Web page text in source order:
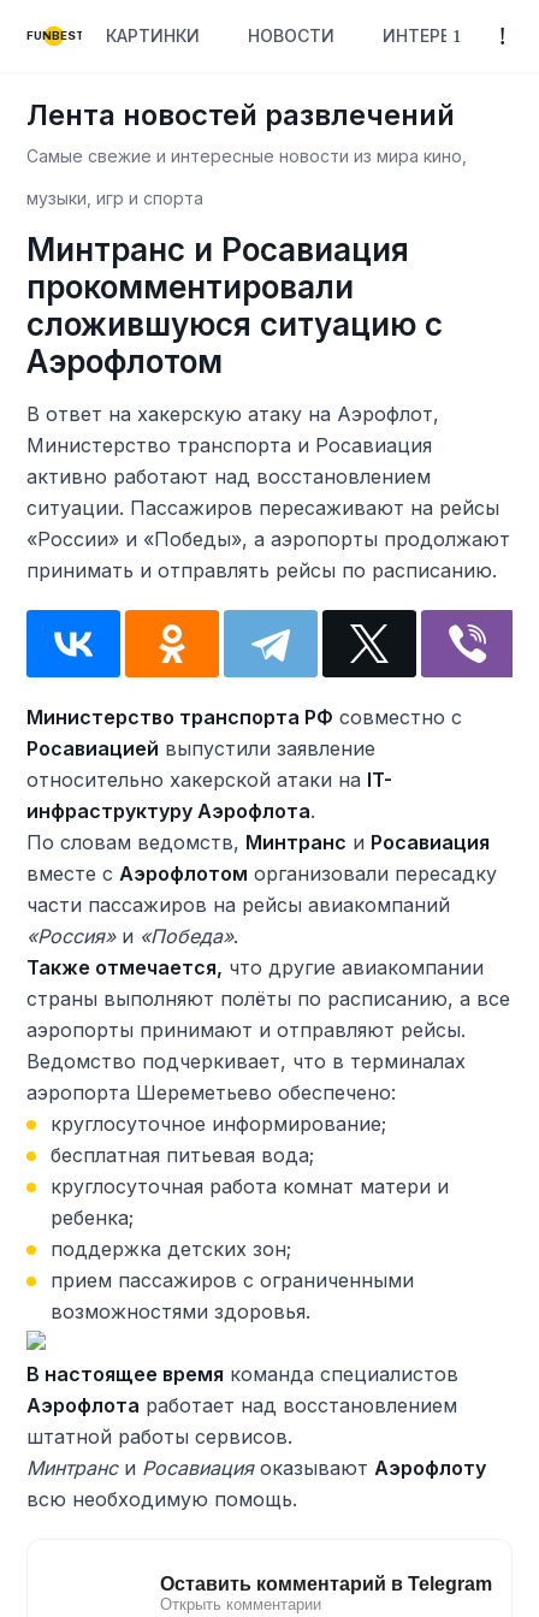
FUNBEST КАРТИНКИ НОВОСТИ ИНТЕРЕСНОЕ
Лента новостей развлечений
Самые свежие и интересные новости из мира кино,
музыки, игр и спорта
Минтранс и Росавиация
прокомментировали
сложившуюся ситуацию с
Аэрофлотом
В ответ на хакерскую атаку на Аэрофлот,
Министерство транспорта и Росавиация
активно работают над восстановлением
ситуации. Пассажиров пересаживают на рейсы
«России» и «Победы», а аэропорты продолжают
принимать и отправлять рейсы по расписанию.
Министерство транспорта РФ совместно с
Росавиацией выпустили заявление
относительно хакерской атаки на IT-
инфраструктуру Аэрофлота.
По словам ведомств, Минтранс и Росавиация
вместе сАэрофлотом организовали пересадку
части пассажиров на рейсы авиакомпаний
«Россия»и «Победа».
Также отмечается, что другие авиакомпании
страны выполняют полёты по расписанию, а все
аэропорты принимают и отправляют рейсы.
Ведомство подчеркивает, что в терминалах
аэропорта Шереметьево обеспечено:
круглосуточное информирование;
бесплатная питьевая вода;
круглосуточная работа комнат матери и
ребенка;
поддержка детских зон;
прием пассажиров с ограниченными
возможностями здоровья.
В настоящее время команда специалистов
Аэрофлота работает над восстановлением
штатной работы сервисов.
Минтранси РосавиацияоказываютАэрофлоту
всю необходимую помощь.